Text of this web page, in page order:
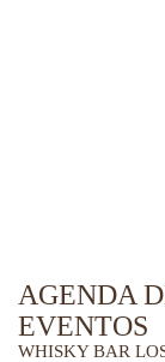
AGENDA
EVENTOS
WHISKY BAR